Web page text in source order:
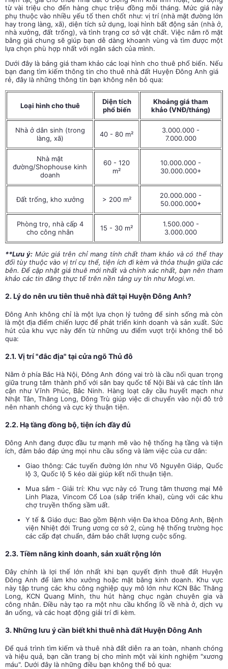
từ vài triệu cho đến hàng chục triệu đồng mỗi tháng. Mức giá này
phụ thuộc vào nhiều yếu tố then chốt như: vị trí (nhà mặt đường lớn
hay trong làng, xã), diện tích sử dụng, loại hình bất động sản (nhà ở,
nhà xưởng, đất trống), và tình trạng cơ sở vật chất. Việc nắm rõ mặt
bằng giá chung sẽ giúp bạn dễ dàng khoanh vùng và tìm được một
lựa chọn phù hợp nhất với ngân sách của mình.
Dưới đây là bảng giá tham khảo các loại hình cho thuê phổ biến. Nếu
bạn đang tìm kiếm thông tin cho thuê nhà đất Huyện Đông Anh giá
rẻ, đây là những thông tin bạn không nên bỏ qua:
Loại hình cho thuê
Diện tích
phổ biến
Khoảng giá tham
khảo (VNĐ/tháng)
Nhà ở dân sinh (trong
làng, xã)
40 - 80 m²
3.000.000 -
7.000.000
Nhà mặt
đường/Shophouse kinh
doanh
60 - 120
m²
10.000.000 -
30.000.000+
Đất trống, kho xưởng > 200 m²
20.000.000 -
50.000.000+
Phòng trọ, nhà cấp 4
cho công nhân
15 - 30 m²
1.500.000 -
3.000.000
**Lưu ý:Mức giá trên chỉ mang tính chất tham khảo và có thể thay
đổi tùy thuộc vào vị trí cụ thể, tiện ích đi kèm và thỏa thuận giữa các
bên. Để cập nhật giá thuê mới nhất và chính xác nhất, bạn nên tham
khảo các tin đăng thực tế trên nền tảng uy tín như Mogi.vn.
2. Lý do nên ưu tiên thuê nhà đất tại Huyện Đông Anh?
Đông Anh không chỉ là một lựa chọn lý tưởng để sinh sống mà còn
là một địa điểm chiến lược để phát triển kinh doanh và sản xuất. Sức
hút của khu vực này đến từ những ưu điểm vượt trội không thể bỏ
qua:
2.1. Vị trí "đắc địa" tại cửa ngõ Thủ đô
Nằm ở phía Bắc Hà Nội, Đông Anh đóng vai trò là cầu nối quan trọng
giữa trung tâm thành phố với sân bay quốc tế Nội Bài và các tỉnh lân
cận như Vĩnh Phúc, Bắc Ninh. Hàng loạt cây cầu huyết mạch như
Nhật Tân, Thăng Long, Đông Trù giúp việc di chuyển vào nội đô trở
nên nhanh chóng và cực kỳ thuận tiện.
2.2. Hạ tầng đồng bộ, tiện ích đầy đủ
Đông Anh đang được đầu tư mạnh mẽ vào hệ thống hạ tầng và tiện
ích, đảm bảo đáp ứng mọi nhu cầu sống và làm việc của cư dân:
Giao thông: Các tuyến đường lớn như Võ Nguyên Giáp, Quốc
lộ 3, Quốc lộ 5 kéo dài giúp kết nối thuận tiện.
Mua sắm - Giải trí: Khu vực này có Trung tâm thương mại Mê
Linh Plaza, Vincom Cổ Loa (sắp triển khai), cùng với các khu
chợ truyền thống sầm uất.
Y tế & Giáo dục: Bao gồm Bệnh viện Đa khoa Đông Anh, Bệnh
viện Nhiệt đới Trung ương cơ sở 2, cùng hệ thống trường học
các cấp đạt chuẩn, đảm bảo chất lượng cuộc sống.
2.3. Tiềm năng kinh doanh, sản xuất rộng lớn
Đây chính là lợi thế lớn nhất khi bạn quyết định thuê đất Huyện
Đông Anh để làm kho xưởng hoặc mặt bằng kinh doanh. Khu vực
này tập trung các khu công nghiệp quy mô lớn như KCN Bắc Thăng
Long, KCN Quang Minh, thu hút hàng chục ngàn chuyên gia và
công nhân. Điều này tạo ra một nhu cầu khổng lồ về nhà ở, dịch vụ
ăn uống, và các hoạt động giải trí đi kèm.
3. Những lưu ý cần biết khi thuê nhà đất Huyện Đông Anh
Để quá trình tìm kiếm và thuê nhà đất diễn ra an toàn, nhanh chóng
và hiệu quả, bạn cần trang bị cho mình một vài kinh nghiệm "xương
máu". Dưới đây là những điều bạn không thể bỏ qua: